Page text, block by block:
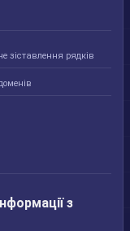
зіставлення рядків
з